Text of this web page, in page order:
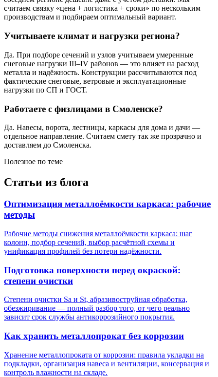
считаем связку «цена + логистика + сроки» по нескольким
производствам и подбираем оптимальный вариант.
Учитываете климат и нагрузки региона?
Да. При подборе сечений и узлов учитываем умеренные
снеговые нагрузки III–IV районов — это влияет на расход
металла и надёжность. Конструкции рассчитываются под
фактические снеговые, ветровые и эксплуатационные
нагрузки по СП и ГОСТ.
Работаете с физлицами в Смоленске?
Да. Навесы, ворота, лестницы, каркасы для дома и дачи —
отдельное направление. Считаем смету так же прозрачно и
доставляем до Смоленска.
Полезное по теме
Статьи из блога
Оптимизация металлоёмкости каркаса: рабочие
методы
Рабочие методы снижения металлоёмкости каркаса: шаг
колонн, подбор сечений, выбор расчётной схемы и
унификация профилей без потери надёжности.
Подготовка поверхности перед окраской:
степени очистки
Степени очистки Sa и St, абразивоструйная обработка,
обезжиривание — полный разбор того, от чего реально
зависит срок службы антикоррозийного покрытия.
Как хранить металлопрокат без коррозии
Хранение металлопроката от коррозии: правила укладки на
подкладки, организация навеса и вентиляции, консервация и
контроль влажности на складе.